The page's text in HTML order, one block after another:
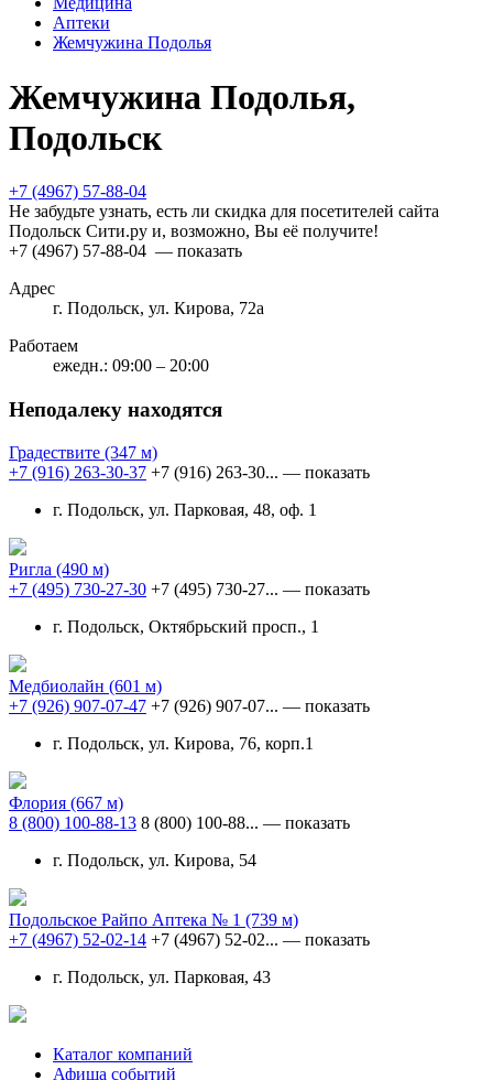
Аптеки
Жемчужина Подолья
Жемчужина Подолья,
Подольск
+7 (4967) 57-88-04
Не забудьте узнать, есть ли скидка для посетителей сайта
Подольск Сити.ру и, возможно, Вы её получите!
+7 (4967) 57-88-04 — показать
Адрес
г. Подольск, ул. Кирова, 72а
Работаем
ежедн.: 09:00 – 20:00
Неподалеку находятся
Градествите (347 м)
+7 (916) 263-30-37 +7 (916) 263-30... — показать
г. Подольск, ул. Парковая, 48, оф. 1
Ригла (490 м)
+7 (495) 730-27-30 +7 (495) 730-27... — показать
г. Подольск, Октябрьский просп., 1
Медбиолайн (601 м)
+7 (926) 907-07-47 +7 (926) 907-07... — показать
г. Подольск, ул. Кирова, 76, корп.1
Флория (667 м)
8 (800) 100-88-13 8 (800) 100-88... — показать
г. Подольск, ул. Кирова, 54
Подольское Райпо Аптека № 1 (739 м)
+7 (4967) 52-02-14 +7 (4967) 52-02... — показать
г. Подольск, ул. Парковая, 43
Каталог компаний
Афиша событий